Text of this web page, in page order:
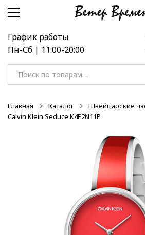
Перейти
навигации
Перейти
содержимому
График работы
Пн-Сб | 11:00-20:00
Искать:
Главная Каталог Швейцарские
Calvin Klein Seduce K4E2N11P
-50%
-50%
-50%